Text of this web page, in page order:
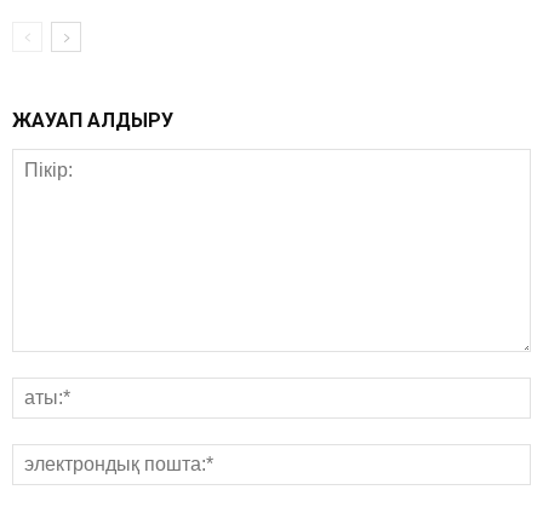
ЖАУАП ҚАЛДЫРУ